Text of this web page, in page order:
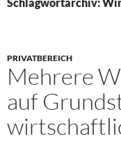
PRIVATBEREICH
Mehrere
auf